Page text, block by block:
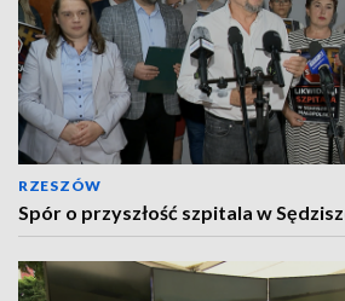
RZESZÓW
Spór o przyszłość szpitala w